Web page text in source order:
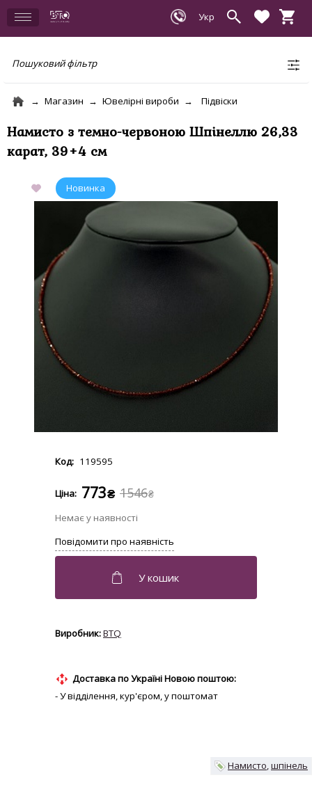
Пошуковий фільтр
Магазин Ювелірні вироби Підвіски
Намисто з темно-червоною Шпінеллю 26,33
карат, 39+4 см
119595
1546₴
773₴
BTQ
Доставка по Україні Новою поштою:
- У відділення, кур'єром, у поштомат
Намисто шпінель